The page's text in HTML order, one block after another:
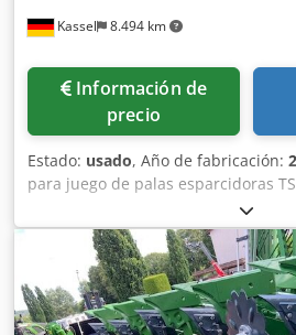
Kassel 8.494 km
Información de
precio
Estado: usado, Año de fabricación:
para juego de palas esparcidoras
derecha, accionamiento hidráulico
con Auto TS y FlowControl, disco
derecha con AutoTS, barra de
dispositivo de rodillo y
iluminación de trabajo, sensor de
de pesaje, 16 unidades EasyCheck.